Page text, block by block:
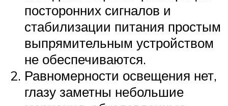
посторонних сигналов и
стабилизации питания простым
выпрямительным устройством
не обеспечиваются.
Равномерности освещения нет,
глазу заметны небольшие